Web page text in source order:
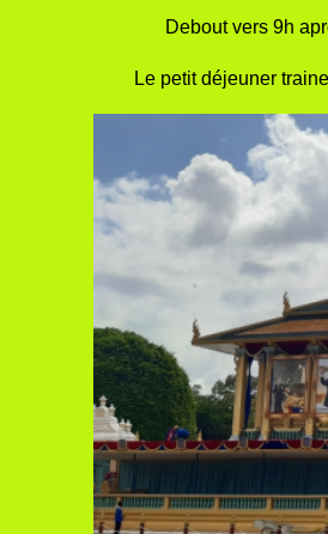
Debout vers 9h
Le petit déjeuner